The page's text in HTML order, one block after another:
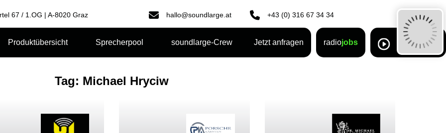
67 / 1.OG | A-8020 Graz hallo@soundlarge.at +43 (0) 316 67 34 34
Produktübersicht Sprecherpool soundlarge-Crew Jetzt anfragen radiojobs
Tag: Michael Hryciw